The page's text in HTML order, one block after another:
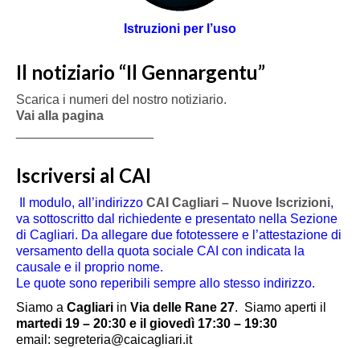
Istruzioni per l’uso
Il notiziario “Il Gennargentu”
Scarica i numeri del nostro notiziario.
Vai alla pagina
Iscriversi al CAI
Il modulo, all’indirizzo CAI Cagliari – Nuove Iscrizioni,
va sottoscritto dal richiedente e presentato nella Sezione
di Cagliari. Da allegare due fototessere e l’attestazione di
versamento della quota sociale CAI con indicata la
causale e il proprio nome.
Le quote sono reperibili sempre allo stesso indirizzo.
Siamo a Cagliari in Via delle Rane 27. Siamo aperti il
martedi 19 – 20:30 e il giovedì 17:30 – 19:30
email: segreteria@caicagliari.it